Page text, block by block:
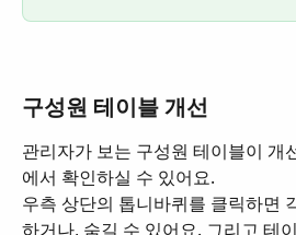
구성원 테이블 개선
관리자가 보는 구성원 테이블이 개
에서 확인하실 수 있어요.
우측 상단의 톱니바퀴를 클릭하면
하거나, 숨길 수 있어요. 그리고 테